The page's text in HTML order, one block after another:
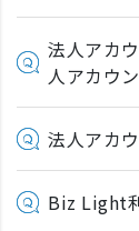
法人アカ
人アカウ
法人アカ
Biz Light